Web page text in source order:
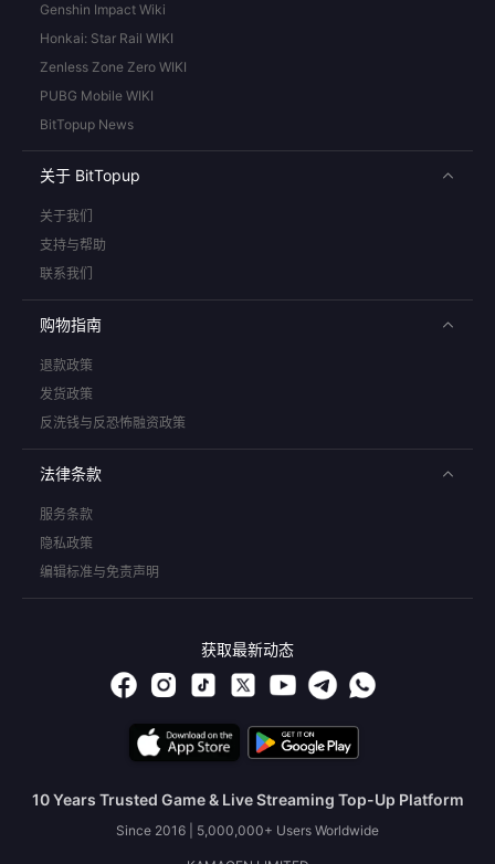
Genshin Impact Wiki
Honkai: Star Rail WIKI
Zenless Zone Zero WIKI
PUBG Mobile WIKI
BitTopup News
关于 BitTopup
关于我们
支持与帮助
联系我们
购物指南
退款政策
发货政策
反洗钱与反恐怖融资政策
法律条款
服务条款
隐私政策
编辑标准与免责声明
获取最新动态
10 Years Trusted Game & Live Streaming Top-Up Platform
Since 2016 | 5,000,000+ Users Worldwide